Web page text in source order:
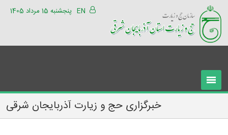
پنجشنبه 15 مرداد 1405 EN
خبرگزاری حج و زیارت آذربایجان شرقی